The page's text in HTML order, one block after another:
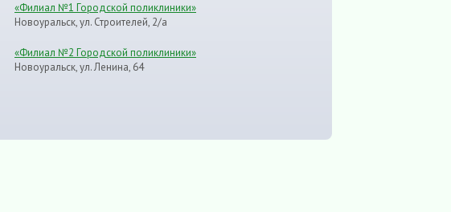
«Филиал №1 Городской поликлиники»
Новоуральск, ул. Строителей, 2/а
«Филиал №2 Городской поликлиники»
Новоуральск, ул. Ленина, 64